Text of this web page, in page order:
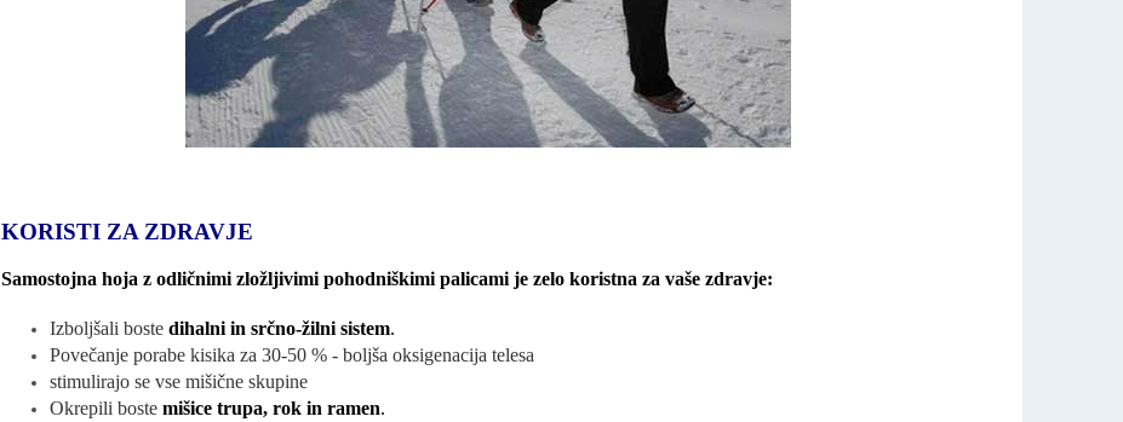
KORISTI ZA ZDRAVJE
Samostojna hoja z odličnimi zložljivimi pohodniškimi palicami je zelo koristna za vaše zdravje:
Izboljšali boste dihalni in srčno-žilni sistem.
Povečanje porabe kisika za 30-50 % - boljša oksigenacija telesa
stimulirajo se vse mišične skupine
Okrepili boste mišice trupa, rok in ramen.